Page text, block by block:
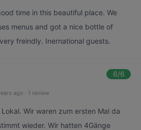
time in this beautiful place. We
menus and got a nice bottle of
freindly. Inernational guests.
6/6
ago · 1 review
Wir waren zum ersten Mal da
wieder. Wir hatten 4Gänge